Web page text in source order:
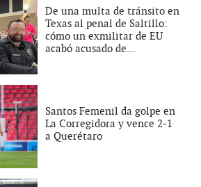
De una multa de tránsito en
Texas al penal de Saltillo:
cómo un exmilitar de EU
acabó acusado de...
Santos Femenil da golpe en
La Corregidora y vence 2-1
a Querétaro